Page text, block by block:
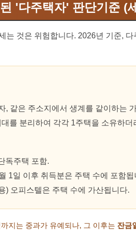
'다주택자' 판단기준 (
는 것은 위험합니다. 2026년 기준,
, 같은 주소지에서 생계를 같이하는
를 분리하여 각각 1주택을 소유하더
독주택 포함.
1일 이후 취득분은 주택 수에 포함됩
) 오피스텔은 주택 수에 가산됩니다.
지는 중과가 유예되나, 그 이후는 잔금